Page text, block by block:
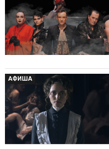
АФИША